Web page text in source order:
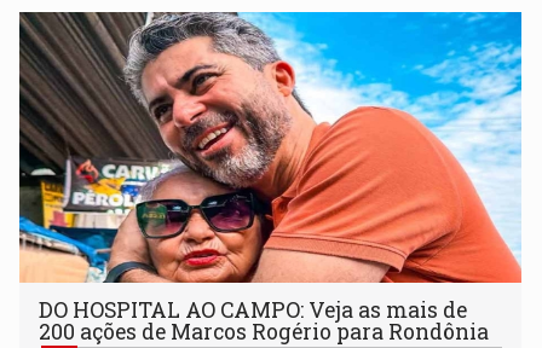
DO HOSPITAL AO CAMPO: Veja as mais de
200 ações de Marcos Rogério para Rondônia